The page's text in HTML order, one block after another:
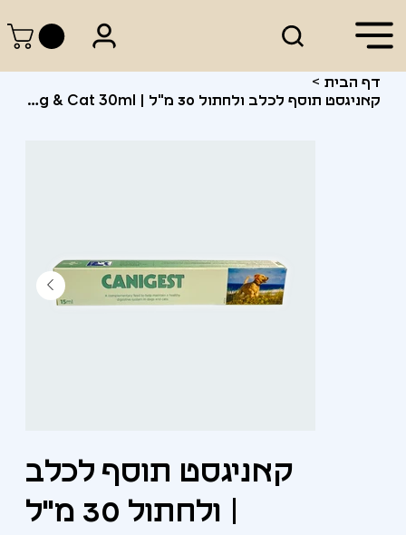
דף הבית >
קאניגסט תוסף לכלב ולחתול 30 מ"ל | Canigest Supplement for Dog & Cat 30ml
קאניגסט תוסף לכלב
ולחתול 30 מ"ל |